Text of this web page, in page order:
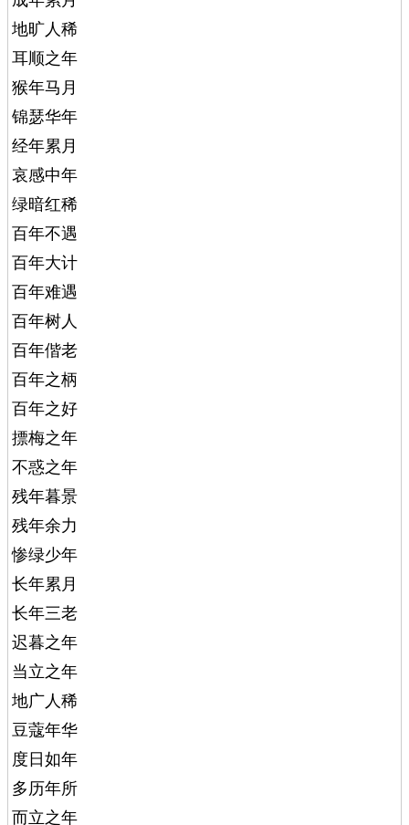
地旷人稀
耳顺之年
猴年马月
锦瑟华年
经年累月
哀感中年
绿暗红稀
百年不遇
百年大计
百年难遇
百年树人
百年偕老
百年之柄
百年之好
摽梅之年
不惑之年
残年暮景
残年余力
惨绿少年
长年累月
长年三老
迟暮之年
当立之年
地广人稀
豆蔻年华
度日如年
多历年所
而立之年